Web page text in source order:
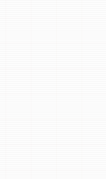
keys to navigate results,